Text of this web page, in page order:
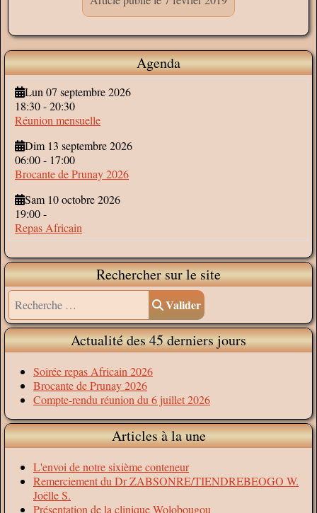
Agenda
Lun 07 septembre 2026
18:30-20:30
Réunion mensuelle
Dim 13 septembre 2026
06:00- 17:00
Brocante de Prunay 2026
Sam 10 octobre 2026
19:00-
Repas Africain
Rechercher sur le site
Valider
Valider
Actualité des 45 derniers jours
Soirée repas Africain 2026
Brocante de Prunay 2026
Compte-rendu réunion du 6 juillet 2026
Articles à la une
L'envoi de notre sixième conteneur
Remerciement du Dr ZABSONRE/TIENDREBEOGO W.
Joëlle S.
Présentation de la clinique Wolobougou